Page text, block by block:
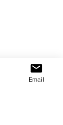
Email